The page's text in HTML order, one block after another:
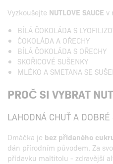
Vyzkoušejte NUTLOVE SAUCE v
BÍLÁ ČOKOLÁDA S
ČOKOLÁDA A OŘECHY
BÍLÁ ČOKOLÁDA S OŘECHY
SKOŘICOVÉ SUŠENKY
MLÉKO A SMETANA SE
PROČ SI VYBRAT
LAHODNÁ CHUŤ A DOBRÉ
Omáčka je bez přidaného
dán přírodním původem. Za
přídavku maltitolu - zdravější